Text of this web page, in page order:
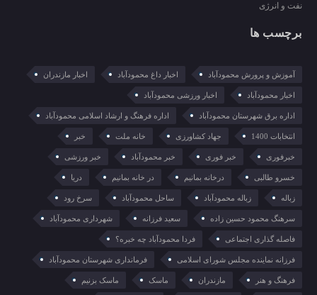
نفت و انرژی
برچسب ها
آموزش و پرورش محمودآباد اخبار داغ محمودآباد اخبار مازندران
اخبار محمودآباد اخبار ورزشی محمودآباد
اداره برق شهرستان محمودآباد اداره فرهنگ و ارشاد اسلامی محمودآباد
انتخابات 1400 جهاد کشاورزی خانه ملت خبر
خبرفوری خبر فوری خبر محمودآباد خبر ورزشی
خسرو طالبی درخانه بمانیم در خانه بمانیم دریا
زباله زباله محمودآباد ساحل محمودآباد سرخ رود
سرهنگ محمود حسین زاده سعید فرزانه شهرداری محمودآباد
فاصله گذاری اجتماعی فردا محمودآباد چه خبره؟
فرزانه نماینده مجلس شورای اسلامی فرمانداری شهرستان محمودآباد
فرهنگ و هنر مازندران ماسک ماسک بزنیم